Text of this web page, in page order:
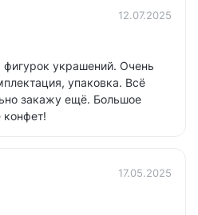
12.07.2025
украшений. Очень
упаковка. Всё
закажу ещё. Большое
конфет!
17.05.2025